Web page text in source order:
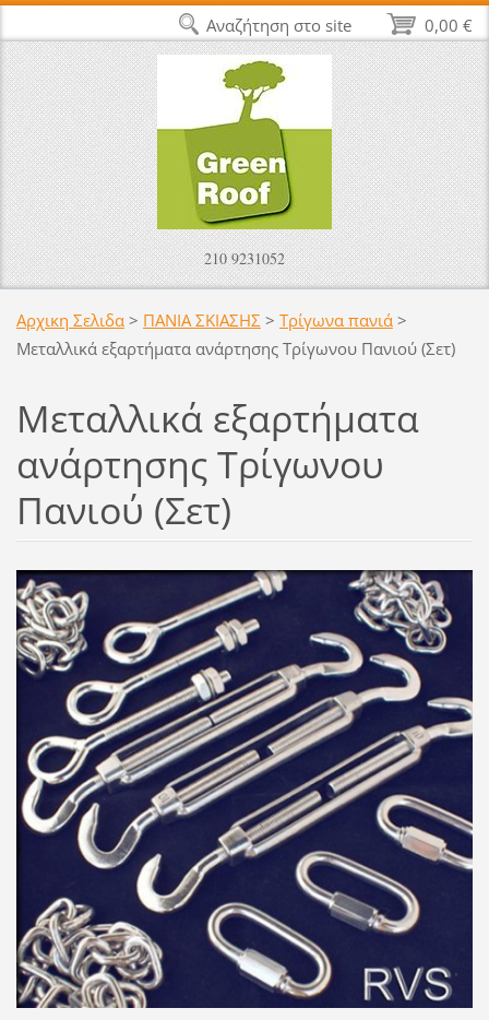
210 9231052
Αρχικη Σελιδα > ΠΑΝΙΑ ΣΚΙΑΣΗΣ > Τρίγωνα πανιά >
Μεταλλικά εξαρτήματα ανάρτησης Τρίγωνου Πανιού (Σετ)
Μεταλλικά εξαρτήματα
ανάρτησης Τρίγωνου
Πανιού (Σετ)
0,00 €
Αναζήτηση στο site